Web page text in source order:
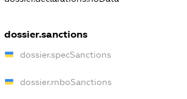
dossier.sanctions
dossier.specSanctions
dossier.rnboSanctions